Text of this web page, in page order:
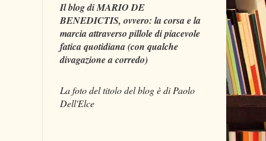
Il blog di MARIO DE
BENEDICTIS, ovvero: la corsa e la
marcia attraverso pillole di piacevole
fatica quotidiana (con qualche
divagazione a corredo)
La foto del titolo del blog è di Paolo
Dell'Elce